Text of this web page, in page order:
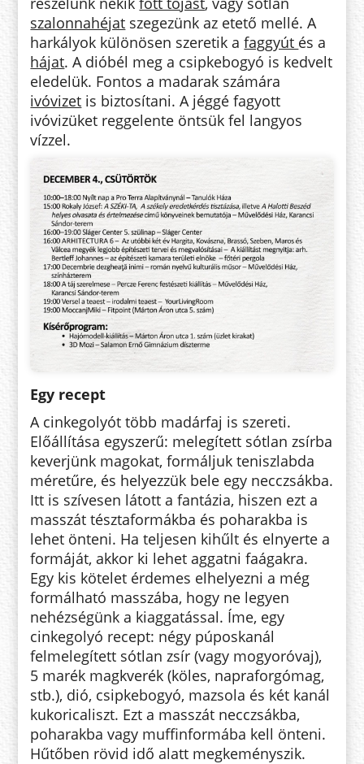
szalonnahéjat szegezünk az etető mellé. A
harkályok különösen szeretik afaggyút és a
hájat. A dióbél meg a csipkebogyó is kedvelt
eledelük. Fontos a madarak számára
ivóvizet is biztosítani. A jéggé fagyott
ivóvizüket reggelente öntsük fel langyos
vízzel.
Egy recept
A cinkegolyót több madárfaj is szereti.
Előállítása egyszerű: melegített sótlan zsírba
keverjünk magokat, formáljuk teniszlabda
méretűre, és helyezzük bele egy necczsákba.
Itt is szívesen látott a fantázia, hiszen ezt a
masszát tésztaformákba és poharakba is
lehet önteni. Ha teljesen kihűlt és elnyerte a
formáját, akkor ki lehet aggatni faágakra.
Egy kis kötelet érdemes elhelyezni a még
formálható masszába, hogy ne legyen
nehézségünk a kiaggatással. Íme, egy
cinkegolyó recept: négy púposkanál
felmelegített sótlan zsír (vagy mogyoróvaj),
5 marék magkverék (köles, napraforgómag,
stb.), dió, csipkebogyó, mazsola és két kanál
kukoricaliszt. Ezt a masszát necczsákba,
poharakba vagy muffinformába kell önteni.
Hűtőben rövid idő alatt megkeményszik.